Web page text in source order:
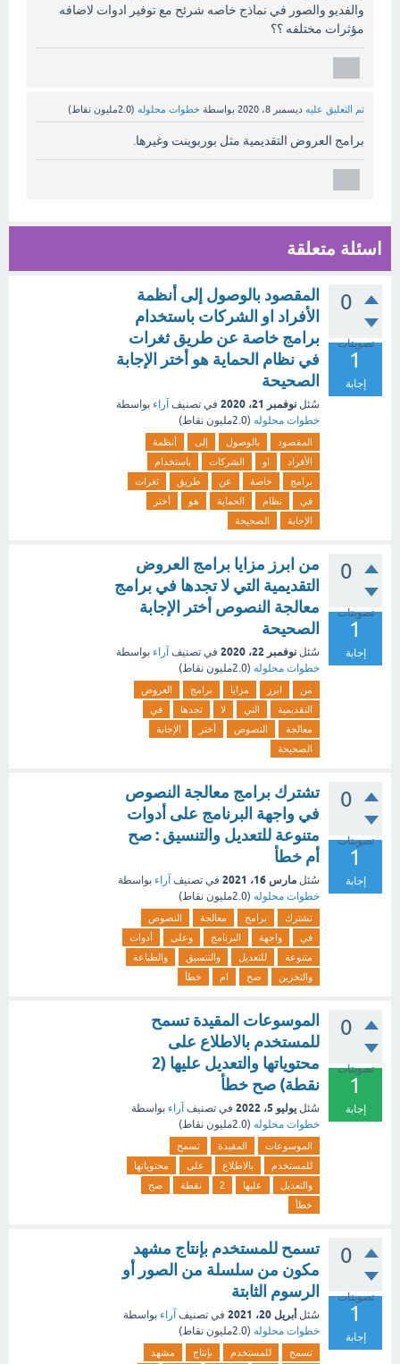
والفديو والصور في نماذج خاصه شرئح مع توفير ادوات لاضافه
مؤثرات مختلفه ؟؟
تم التعليق عليه ديسمبر 8، 2020 بواسطة خطوات محلوله (2.0مليون نقاط)
برامج العروض التقديمية مثل بوربوينت وغيرها.
اسئلة متعلقة
0
تصويتات
1
إجابة
المقصود بالوصول إلى أنظمة
الأفراد او الشركات باستخدام
برامج خاصة عن طريق ثغرات
في نظام الحماية هو أختر الإجابة
الصحيحة
سُئل نوفمبر 21، 2020 في تصنيف آراء بواسطة
خطوات محلوله (2.0مليون نقاط)
المقصود بالوصول إلى
أنظمة
الأفراد
او الشركات
باستخدام
برامج
خاصة عن طريق
ثغرات
في
نظام الحماية هو
أختر
الإجابة
الصحيحة
0
تصويتات
1
إجابة
من ابرز مزايا برامج العروض
التقديمية التي لا تجدها في برامج
معالجة النصوص أختر الإجابة
الصحيحة
سُئل نوفمبر 22، 2020 في تصنيف آراء بواسطة
خطوات محلوله (2.0مليون نقاط)
من ابرز مزايا برامج
العروض
التقديمية
التي لا تجدها
في
معالجة
النصوص أختر
الإجابة
الصحيحة
0
تصويتات
1
إجابة
تشترك برامج معالجة النصوص
في واجهة البرنامج على أدوات
متنوعة للتعديل والتنسيق : صح
أم خطأ
سُئل مارس 16، 2021 في تصنيف آراء بواسطة
خطوات محلوله (2.0مليون نقاط)
تشترك برامج معالجة
النصوص
في
واجهة البرنامج وعلى
أدوات
متنوعة
للتعديل والتنسيق
والطباعة
والتخزين
صح ام خطأ
0
تصويتات
1
إجابة
الموسوعات المقيدة تسمح
للمستخدم بالاطلاع على
محتوياتها والتعديل عليها (2
نقطة) صح خطأ
سُئل يوليو 5، 2022 في تصنيف آراء بواسطة
خطوات محلوله (2.0مليون نقاط)
الموسوعات المقيدة
تسمح
للمستخدم
بالاطلاع على
محتوياتها
والتعديل
عليها 2 نقطة
صح
خطأ
0
تصويتات
1
إجابة
تسمح للمستخدم بإنتاج مشهد
مكون من سلسلة من الصور أو
الرسوم الثابتة
سُئل أبريل 20، 2021 في تصنيف آراء بواسطة
خطوات محلوله (2.0مليون نقاط)
تسمح للمستخدم بإنتاج مشهد